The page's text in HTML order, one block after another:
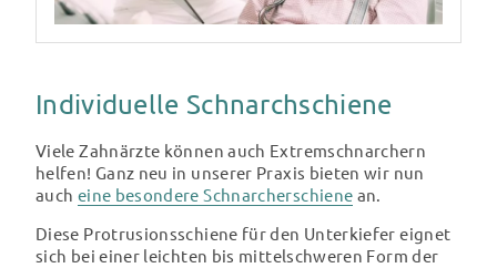
Individuelle Schnarchschiene
Viele Zahnärzte können auch Extremschnarchern
helfen! Ganz neu in unserer Praxis bieten wir nun
auch eine besondere Schnarcherschiene an.
Diese Protrusionsschiene für den Unterkiefer eignet
sich bei einer leichten bis mittelschweren Form der